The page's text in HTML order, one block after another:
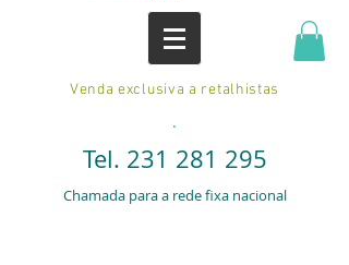
Venda exclusiva a retalhistas
.
Tel. 231 281 295
Chamada para a rede fixa nacional